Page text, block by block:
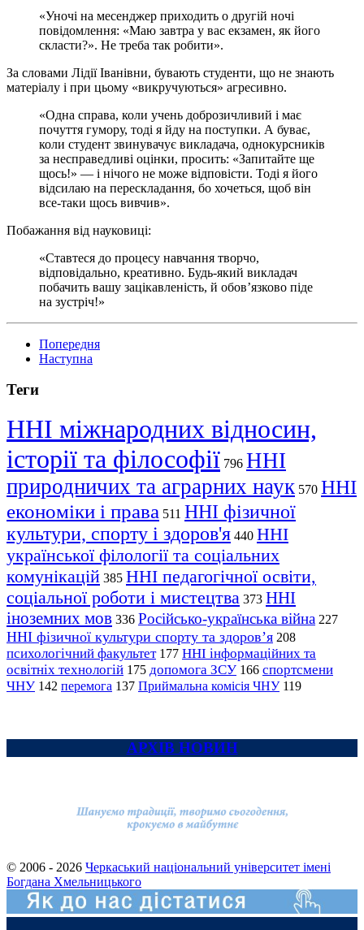
«Уночі на месенджер приходить о другій ночі
повідомлення: «Маю завтра у вас екзамен, як його
скласти?». Не треба так робити».
За словами Лідії Іванівни, бувають студенти, що не знають
матеріалу і при цьому «викручуються» агресивно.
«Одна справа, коли учень доброзичливий і має
почуття гумору, тоді я йду на поступки. А буває,
коли студент звинувачує викладача, однокурсників
за несправедливі оцінки, просить: «Запитайте ще
щось!» — і нічого не може відповісти. Тоді я його
відсилаю на перескладання, бо хочеться, щоб він
все-таки щось вивчив».
Побажання від науковиці:
«Ставтеся до процесу навчання творчо,
відповідально, креативно. Будь-який викладач
побачить вашу зацікавленість, й обов’язково піде
на зустріч!»
Попередня
Наступна
Теги
ННІ міжнародних відносин,
історії та філософії 796 ННІ
природничих та аграрних наук 570 ННІ
економіки і права 511 ННІ фізичної
культури, спорту і здоров'я 440 ННІ
української філології та соціальних
комунікацій 385 ННІ педагогічної освіти,
соціальної роботи і мистецтва 373 ННІ
іноземних мов 336 Російсько-українська війна 227
ННІ фізичної культури спорту та здоров’я 208
психологічний факультет 177 ННІ інформаційних та
освітніх технологій 175 допомога ЗСУ 166 спортсмени
ЧНУ 142 перемога 137 Приймальна комісія ЧНУ 119
АРХІВ НОВИН
© 2006 - 2026 Черкаський національний університет імені
Богдана Хмельницького